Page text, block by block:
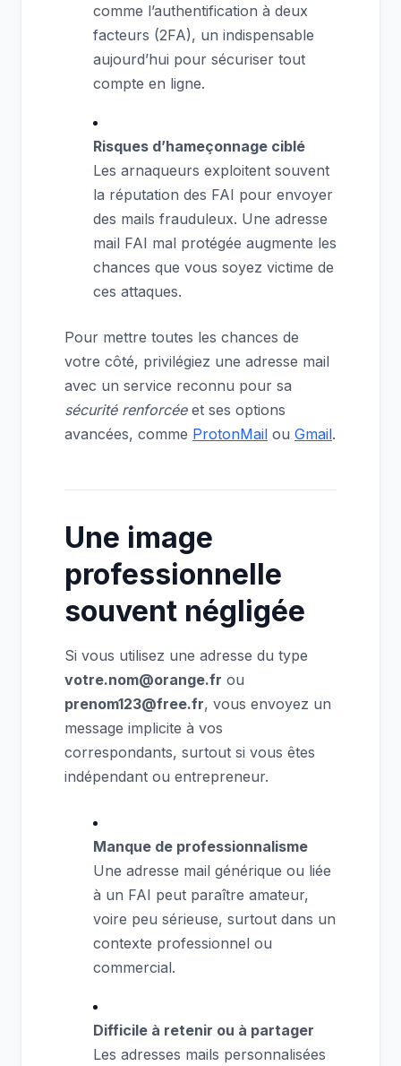
comme l’authentification à deux
facteurs (2FA), un indispensable
aujourd’hui pour sécuriser tout
compte en ligne.
Risques d’hameçonnage ciblé
Les arnaqueurs exploitent souvent
la réputation des FAI pour envoyer
des mails frauduleux. Une adresse
mail FAI mal protégée augmente les
chances que vous soyez victime de
ces attaques.
Pour mettre toutes les chances de
votre côté, privilégiez une adresse mail
avec un service reconnu pour sa
sécurité renforcéeet ses options
avancées, comme ProtonMail ou Gmail.
Une image
professionnelle
souvent négligée
Si vous utilisez une adresse du type
votre.nom@orange.fr ou
prenom123@free.fr, vous envoyez un
message implicite à vos
correspondants, surtout si vous êtes
indépendant ou entrepreneur.
Manque de professionnalisme
Une adresse mail générique ou liée
à un FAI peut paraître amateur,
voire peu sérieuse, surtout dans un
contexte professionnel ou
commercial.
Difficile à retenir ou à partager
Les adresses mails personnalisées